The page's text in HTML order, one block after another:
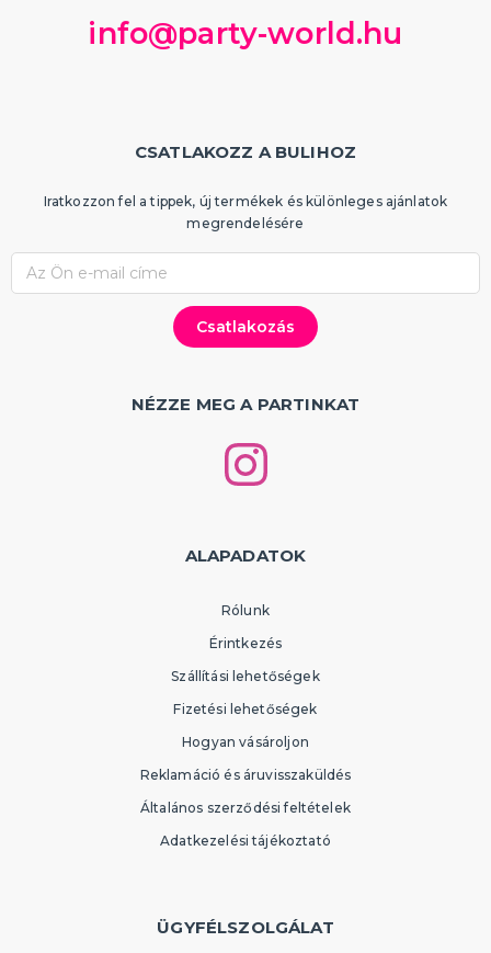
info@party-world.hu
CSATLAKOZZ A BULIHOZ
Iratkozzon fel a tippek, új termékek és különleges ajánlatok
megrendelésére
NÉZZE MEG A PARTINKAT
ALAPADATOK
Rólunk
Érintkezés
Szállítási lehetőségek
Fizetési lehetőségek
Hogyan vásároljon
Reklamáció és áruvisszaküldés
Általános szerződési feltételek
Adatkezelési tájékoztató
ÜGYFÉLSZOLGÁLAT